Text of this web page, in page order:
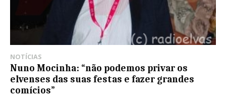
NOTÍCIAS
Nuno Mocinha: “não podemos privar os
elvenses das suas festas e fazer grandes
comícios”